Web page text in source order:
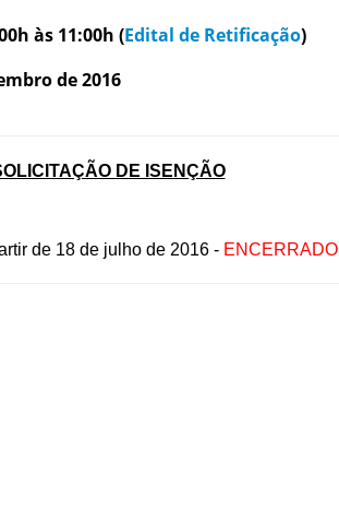
às 11:00h (Edital de Retificação)
de 2016
DE ISENÇÃO
de 18 de julho de 2016 - ENCERRADO